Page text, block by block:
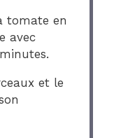
tomate en
avec
et le